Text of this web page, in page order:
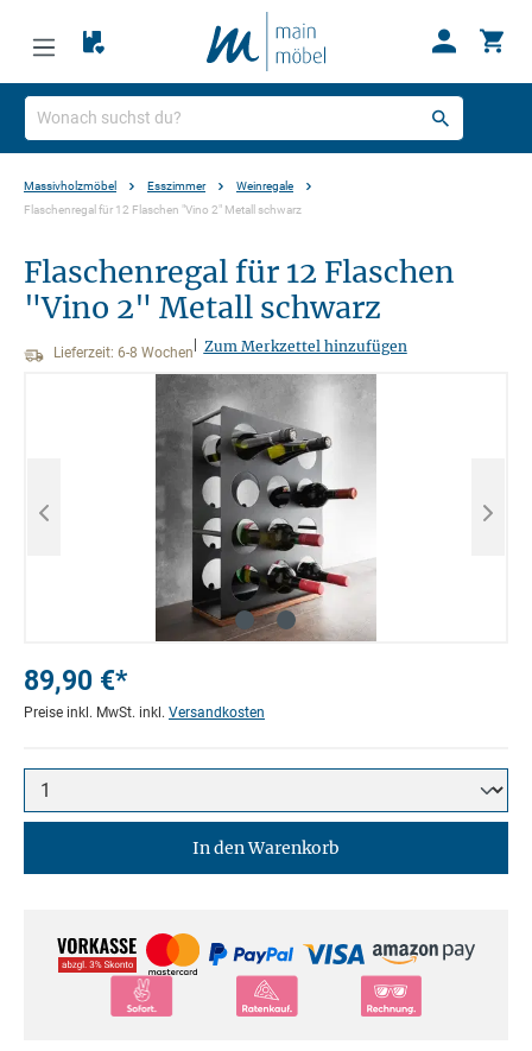
Massivholzmöbel Esszimmer
Weinregale
Flaschenregal für 12 Flaschen "Vino 2" Metall schwarz
Flaschenregal für 12 Flaschen
"Vino 2" Metall schwarz
Lieferzeit: 6-8 Wochen Zum Merkzettel hinzufügen
Bildergalerie überspringen
89,90 €*
Preise inkl. MwSt. inkl. Versandkosten
In den Warenkorb